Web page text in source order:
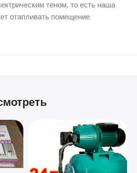
теном, то есть наша
отапливать помещение.